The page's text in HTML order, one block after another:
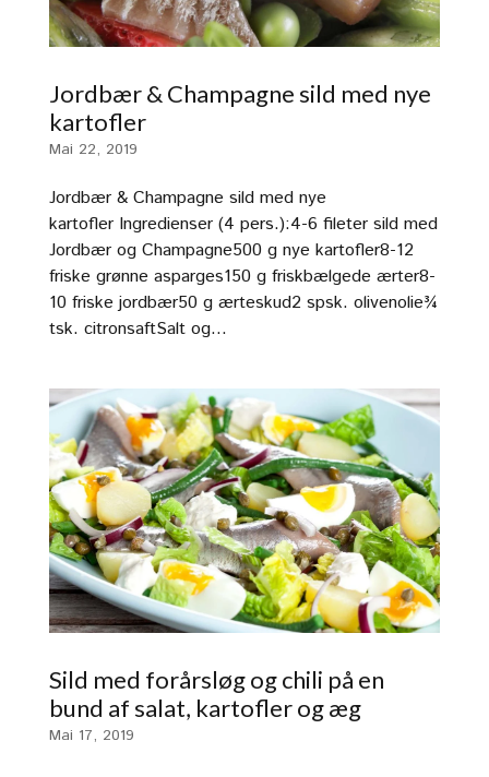
Jordbær & Champagne sild med nye
kartofler
Mai 22, 2019
Jordbær & Champagne sild med nye
kartofler Ingredienser (4 pers.):4-6 fileter sild med
Jordbær og Champagne500 g nye kartofler8-12
friske grønne asparges150 g friskbælgede ærter8-
10 friske jordbær50 g ærteskud2 spsk. olivenolie¾
tsk. citronsaftSalt og...
Sild med forårsløg og chili på en
bund af salat, kartofler og æg
Mai 17, 2019